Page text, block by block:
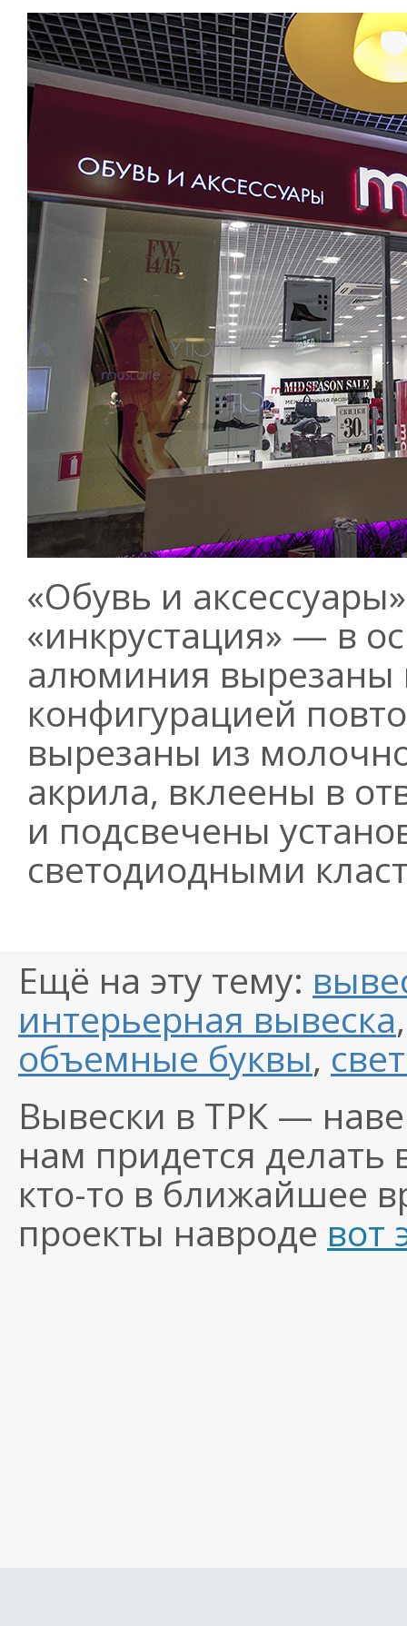
«Обувь и
«инкрустация» — в
алюминия вырезаны
конфигурацией
вырезаны из
акрила, вклеены в
и подсвечены
светодиодными
Ещё на эту тему:
интерьерная вывеска
объемные буквы,
Вывески в ТРК —
нам придется
кто-то в ближайшее
проекты навроде вот